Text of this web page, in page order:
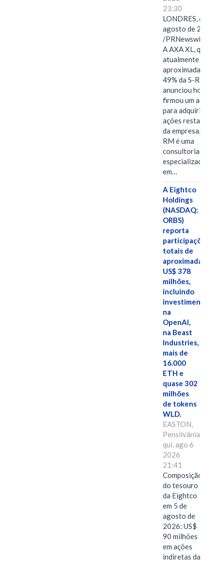
23:30
LONDRES, 6 de
agosto de 2026
/PRNewswire/ --
A AXA XL, que
atualmente
49% da S-RM,
anunciou hoje
firmou um
para adquirir as
ações restantes
da empresa. A S-
RM é uma
consultoria
especializada
em…
A Eightco
Holdings
(NASDAQ:
ORBS)
reporta
participações
totais de
US$ 378
milhões,
incluindo
investimentos
na
OpenAI,
na Beast
Industries,
mais de
16.000
ETH e
quase 302
milhões
de tokens
WLD.
EASTON,
Pensilvânia,
qui, ago 6
2026
21:41
Composição
do tesouro
da Eightco
em 5 de
agosto de
2026: US$
90 milhões
em ações
indiretas da